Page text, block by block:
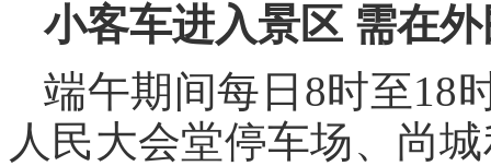
小客车进入景区 需在
端午期间每日8时至18
人民大会堂停车场、尚